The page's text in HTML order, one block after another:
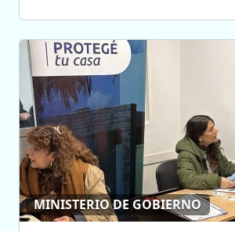
MINISTERIO DE GOBIERNO